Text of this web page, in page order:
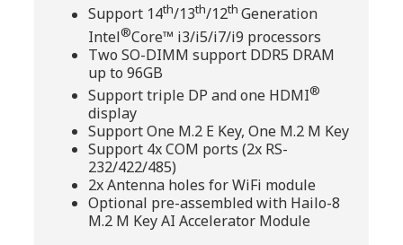
Support 14th/13th/12th Generation
Intel®Core™ i3/i5/i7/i9 processors
Two SO-DIMM support DDR5 DRAM
up to 96GB
Support triple DP and one HDMI®
display
Support One M.2 E Key, One M.2 M Key
Support 4x COM ports (2x RS-
232/422/485)
2x Antenna holes for WiFi module
Optional pre-assembled with Hailo-8
M.2 M Key AI Accelerator Module